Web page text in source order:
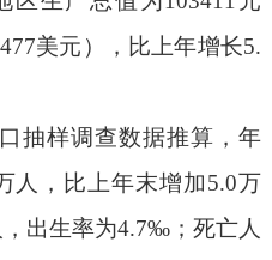
美元），比上年增长5.
抽样调查数据推算，年
人，比上年末增加5.0万
出生率为4.7‰；死亡人